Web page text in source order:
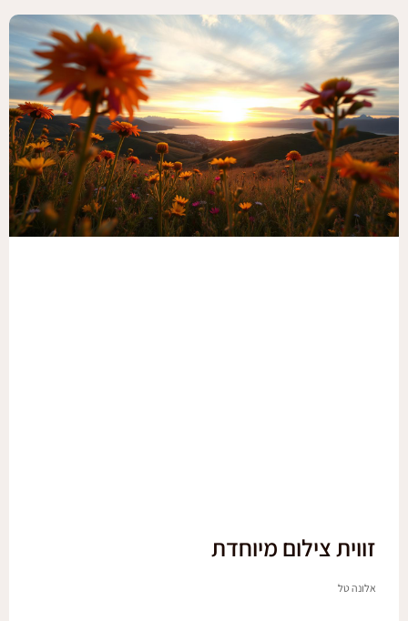
זווית צילום מיוחדת
אלונה טל